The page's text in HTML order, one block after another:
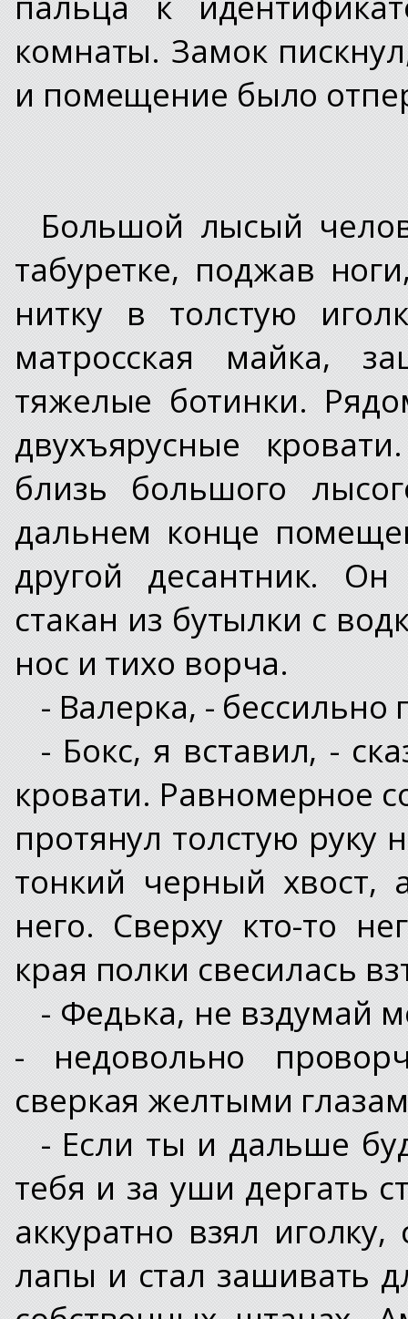
комнаты. Замок
и помещение было
Большой лысый
табуретке, поджав
нитку в толстую
матросская майка,
тяжелые ботинки.
двухъярусные
близь большого
дальнем конце
другой десантник.
стакан из бутылки с
нос и тихо ворча.
- Валерка, -
- Бокс, я вставил, -
кровати. Равномерное
протянул толстую руку
тонкий черный хвост,
него. Сверху кто-то
края полки свесилась
- Федька, не вздумай
- недовольно
сверкая желтыми
- Если ты и дальше
тебя и за уши дергать
аккуратно взял
лапы и стал зашивать